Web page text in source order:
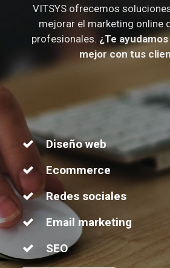
VITSYS ofrecemos
mejorar el marketing online
profesionales. ¿Te
mejor con tus
Diseño web
Ecommerce
Redes sociales
Email marketing
SEO